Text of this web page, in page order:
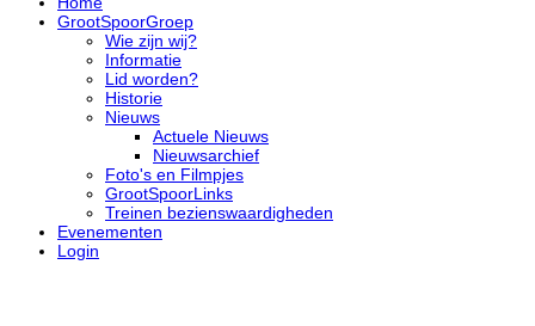
GrootSpoorGroep
Wie zijn wij?
Informatie
Lid worden?
Historie
Nieuws
Actuele Nieuws
Nieuwsarchief
Foto's en Filmpjes
GrootSpoorLinks
Treinen bezienswaardigheden
Evenementen
Login